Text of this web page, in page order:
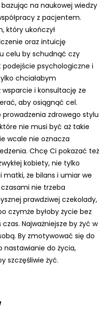
na naukowej wiedzy
z pacjentem.
który ukończył
oraz intuicję
celu by schudnąć czy
psychologiczne i
chciałabym
i konsultację ze
aby osiągnąć cel.
zdrowego stylu
nie musi być aż takie
wcale nie oznacza
Chcę Ci pokazać też
kobiety, nie tylko
że bilans i umiar we
nie trzeba
prawdziwej czekolady,
czymże byłoby życie bez
Najważniejsze by żyć w
By zmotywować się do
nastawianie do życia,
szczęśliwie żyć.